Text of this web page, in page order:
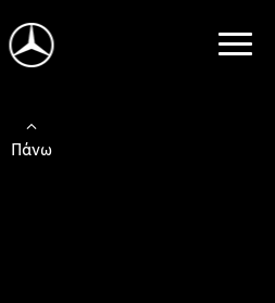
Πάνω